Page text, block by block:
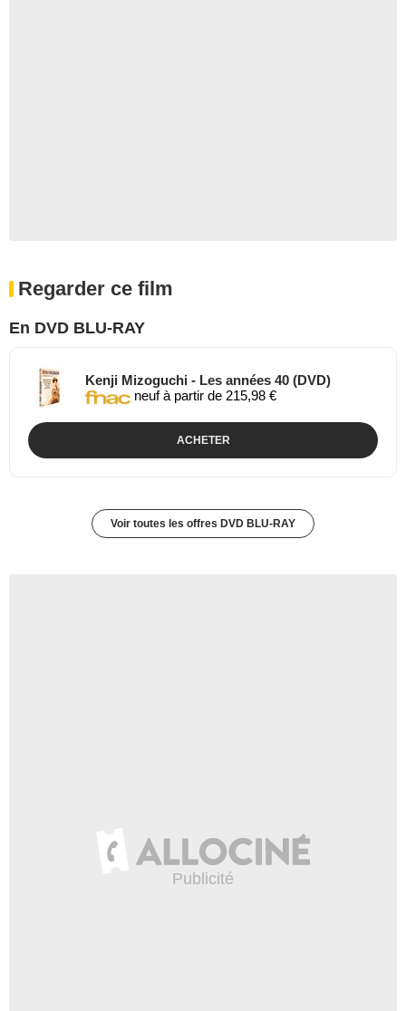
Regarder ce film
En DVD BLU-RAY
Kenji Mizoguchi - Les années 40 (DVD)
neuf à partir de 215,98 €
ACHETER
Voir toutes les offres DVD BLU-RAY